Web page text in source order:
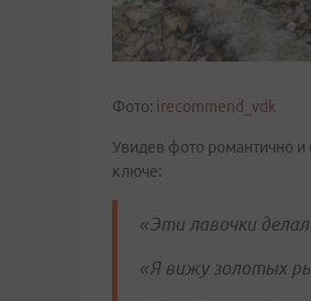
Фото: irecommend_vdk
Увидев фото романтично
ключе:
«Эти лавочки
«Я вижу золотых